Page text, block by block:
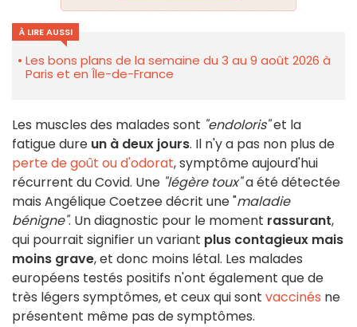
À LIRE AUSSI
Les bons plans de la semaine du 3 au 9 août 2026 à
Paris et en Île-de-France
Les muscles des malades sont "endoloris"et la
fatigue dure un à deux jours. Il n'y a pas non plus de
perte de goût ou d'odorat, symptôme aujourd'hui
récurrent du Covid. Une "légère toux"a été détectée
mais Angélique Coetzee décrit une "maladie
bénigne". Un diagnostic pour le moment rassurant,
qui pourrait signifier un variant plus contagieux mais
moins grave, et donc moins létal. Les malades
européens testés positifs n'ont également que de
très légers symptômes, et ceux qui sont vaccinés ne
présentent même pas de symptômes.